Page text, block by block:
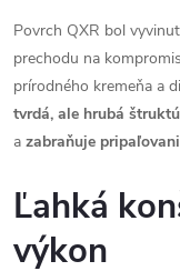
Povrch QXR bol
prechodu na
prírodného kremeňa a
tvrdá, ale hrubá
a zabraňuje
Ľahká
výkon